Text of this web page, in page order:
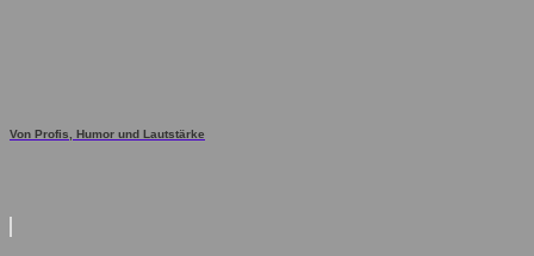
Von Profis, Humor und Lautstärke